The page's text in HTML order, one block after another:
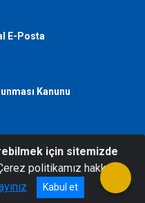
E-Posta
Kanunu
İçişleri Bakanlığı Afet ve
Yönetimi Başkanlığı
için sitemizde
politikamız hakkında
Kabul et